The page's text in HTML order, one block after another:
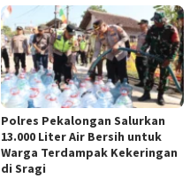
Polres Pekalongan Salurkan
13.000 Liter Air Bersih untuk
Warga Terdampak Kekeringan
di Sragi